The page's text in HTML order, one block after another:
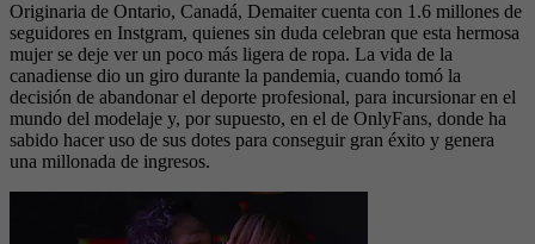
Originaria de Ontario, Canadá, Demaiter cuenta con 1.6 millones de
seguidores en Instgram, quienes sin duda celebran que esta hermosa
mujer se deje ver un poco más ligera de ropa. La vida de la
canadiense dio un giro durante la pandemia, cuando tomó la
decisión de abandonar el deporte profesional, para incursionar en el
mundo del modelaje y, por supuesto, en el de OnlyFans, donde ha
sabido hacer uso de sus dotes para conseguir gran éxito y genera
una millonada de ingresos.